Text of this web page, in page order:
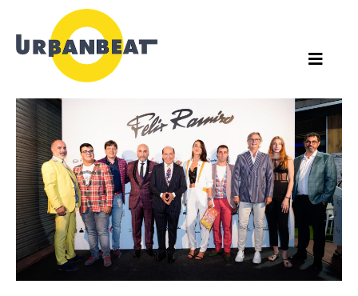
contenido